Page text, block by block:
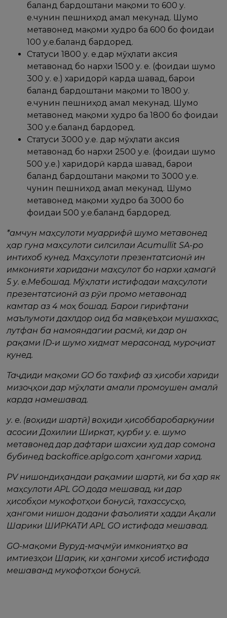
баланд бардоштани мақоми то 600 у.
е.чунин пешниҳод амал мекунад. Шумо
метавонед мақоми худро ба 600 бо фоидаи
100 у.е.баланд бардоред.
Статуси 1800 у. е.дар мӯҳлати аксия
метавонад бо нархи 1500 у. е. (фоидаи шумо
300 у. е.) харидорӣ карда шавад, барои
баланд бардоштани мақоми то 1800 у.
е.чунин пешниҳод амал мекунад. Шумо
метавонед мақоми худро ба 1800 бо фоидаи
300 у.е.баланд бардоред.
Статуси 3000 у.е. дар мӯҳлати аксия
метавонад бо нархи 2500 у.е. (фоидаи шумо
500 у.е.) харидорӣ карда шавад, барои
баланд бардоштани мақоми то 3000 у.е.
чунин пешниҳод амал мекунад. Шумо
метавонед мақоми худро ба 3000 бо
фоидаи 500 у.е.баланд бардоред.
*Ҳамчун маҳсулоти муаррифӣ шумо метавонед
ҳар гуна маҳсулоти силсилаи Acumullit SA-ро
интихоб кунед. Маҳсулоти презентатсионӣ ин
имконияти харидани маҳсулот бо нархи ҳамагӣ
5 у. е.Мебошад. Мӯҳлати истифодаи маҳсулоти
презентатсионӣ аз рӯи промо метавонад
камтар аз 4 моҳ бошад. Барои гирифтани
маълумоти дахлдор оид ба мавқеъҳои мушаххас,
лутфан ба намояндагии расмӣ, ки дар он
рақами ID-и шумо хидмат мерасонад, муроҷиат
кунед.
Таҷдиди мақоми GO бо тахфиф аз ҳисоби хариди
мизоҷҳои дар мӯҳлати амали промоушен амалӣ
карда намешавад.
у. е. (воҳиди шартӣ) воҳиди ҳисоббаробаркунии
асосии Дохилии Ширкат, қурби у. е. шумо
метавонед дар дафтари шахсии худ дар сомона
бубинед backoffice.aplgo.com ҳангоми харид.
PV нишондиҳандаи рақамии шартӣ, ки ба ҳар як
маҳсулоти APL GO дода мешавад, ки дар
ҳисобҳои мукофотҳои бонусӣ, тахассусҳо,
ҳангоми нишон додани фаъолияти ҳадди Ақали
Шарики ШИРКАТИ APL GO истифода мешавад.
GO-мақоми Вуруд-маҷмӯи имкониятҳо ва
имтиезҳои Шарик, ки ҳангоми ҳисоб истифода
мешаванд мукофотҳои бонусӣ.